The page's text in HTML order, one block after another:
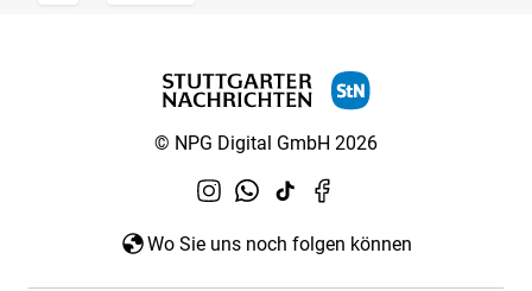
© NPG Digital GmbH 2026
Wo Sie uns noch folgen können